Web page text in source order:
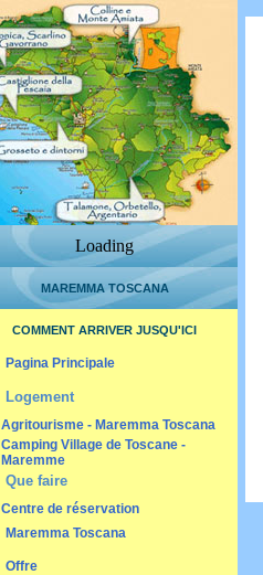
Loading
MAREMMA TOSCANA
COMMENT ARRIVER JUSQU'ICI
Pagina Principale
Logement
Agritourisme - Maremma Toscana
Camping Village de Toscane -
Maremme
Que faire
Centre de réservation
Maremma Toscana
Offre